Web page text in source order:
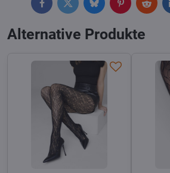
FacebookTwitterBlueskyPinterestReddit
Alternative Produkte